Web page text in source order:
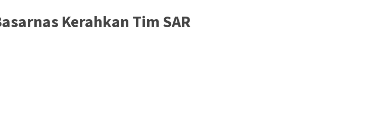
Kerahkan Tim SAR